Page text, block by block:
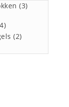
(3)
(2)